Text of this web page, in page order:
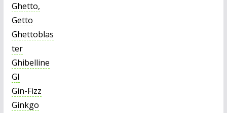
Ghetto,
Getto
Ghettoblas
ter
Ghibelline
GI
Gin-Fizz
Ginkgo